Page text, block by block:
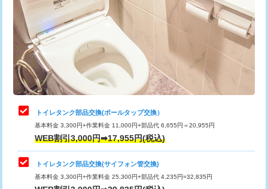
トイレタンク部品交換(ボールタップ交換）
基本料金 3,300円+作業料金 11,000円+部品代 6,655円＝20,955円
WEB割引3,000円➡17,955円(税込)
トイレタンク部品交換(サイフォン管交換)
基本料金 3,300円+作業料金 25,300円+部品代 4,235円=32,835円